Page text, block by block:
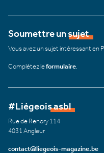
Soumettre un sujet
Vous avez un sujet intéressant en
Complétez leformulaire
#Liégeois asbl
Rue de Renory 114
4031 Angleur
contact@liegeois-magazine.be